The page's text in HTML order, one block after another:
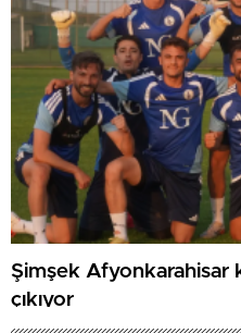
Şimşek Afyonkarahisar
çıkıyor